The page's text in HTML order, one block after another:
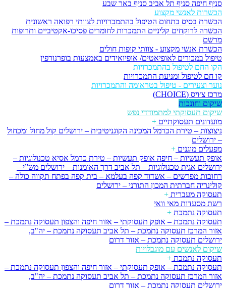
סניף חיפה סניף תל אביב סניף באר שבע
הכשרות לאנשי מקצוע
הכשרת בסיס בתחום הטיפול בהתמכרויות לצוותי רפואה ראשונית
הכשרה לרוקחים קליניים התמכרות לחומרים פסיכו-אקטיביים ותרופות
מרשם
הכשרת אנשי מקצוע - צוותי קופות חולים
טיפול במכורים לאופיאטים/ אופיואידים באמצעות בופרנורפין
הקו החם לטיפול בהתמכרויות
קו חם לטיפול ומניעת התמכרויות
נוער וצעירים - טיפול בטראומה והתמכרויות
מרכז צ׳ויס (CHOICE)
שיקום וחונכות
שיקום תעסוקתי למתמודדי נפש
מועדונים תעסוקתיים +
ניצוצות – טירת הכרמל המכינה הקוגניטיבית – ירושלים קול מחול ומכחול
– ירושלים
מפעלים מוגנים +
אופק תעשיות – חיפה אופק תעשיות – טירת כרמל אסיא טכנולוגיות –
ירושלים אגית טכנולוגיות – תל אביב דרך האומנות – ירושלים מש”י –
רחובות מפרשים – אשדוד קפה בעלמא – בית קפה בפתח תקווה כולה –
קולינריה חברתית המכון התורני – ירושלים
תעסוקה מעברית +
רשת מסעדות מאי וואי
תעסוקה נתמכת +
תעסוקה נתמכת – אופק תעסוקתי – אזור חיפה והצפון תעסוקה נתמכת –
אזור המרכז תעסוקה נתמכת – תל אביב תעסוקה נתמכת – יה"ב,
ירושלים תעסוקה נתמכת – אזור דרום
שיקום לאנשים עם מוגבלויות
תעסוקה נתמכת +
תעסוקה נתמכת – אופק תעסוקתי – אזור חיפה והצפון תעסוקה נתמכת –
אזור המרכז תעסוקה נתמכת – תל אביב תעסוקה נתמכת – יה"ב,
ירושלים תעסוקה נתמכת – אזור דרום